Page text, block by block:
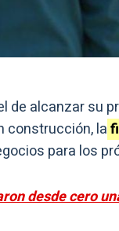
de alcanzar su
construcción, la
para los
desde cero